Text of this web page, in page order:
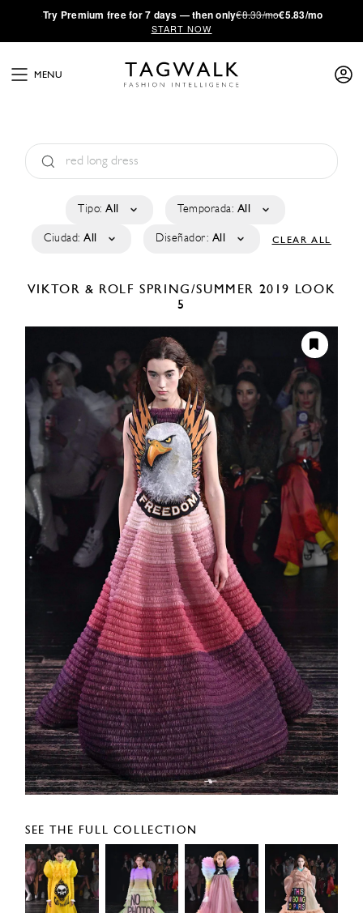
·Try Premium free for 7 days — then only€8.33/mo€5.83/mo
START NOW
MENU
Tipo: All Temporada: All
Ciudad: All Diseñador: All CLEAR ALL
VIKTOR & ROLFSPRING/SUMMER 2019
LOOK
5
SEE THE FULL COLLECTION